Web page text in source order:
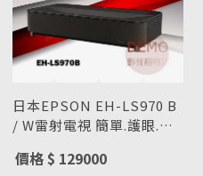
日本EPSON EH-LS970 B
/ W雷射電視 簡單.護眼.大
電洽詢
價格 $ 129000